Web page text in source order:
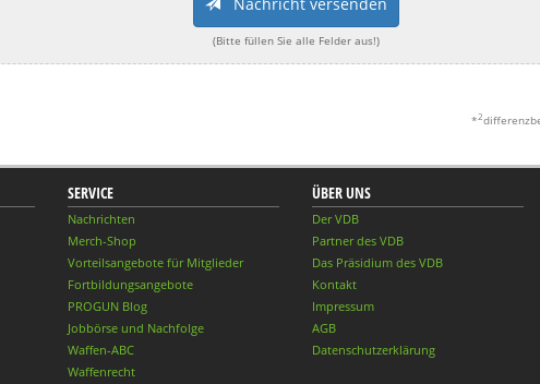
(Bitte füllen Sie alle Felder aus!)
*2
SERVICE
Nachrichten
Merch-Shop
Vorteilsangebote für Mitglieder
Fortbildungsangebote
PROGUN Blog
Jobbörse und Nachfolge
Waffen-ABC
Waffenrecht
ÜBER UNS
Der VDB
Partner des VDB
Das Präsidium des VDB
Kontakt
Impressum
AGB
Datenschutzerklärung